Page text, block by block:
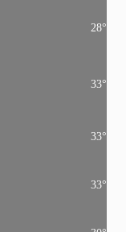
28°
33°
33°
33°